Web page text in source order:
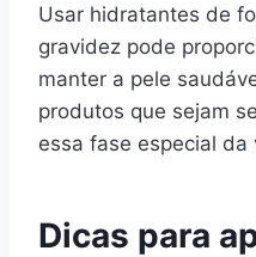
Usar hidratantes de
gravidez pode
manter a pele
produtos que sejam
essa fase especial da
Dicas para